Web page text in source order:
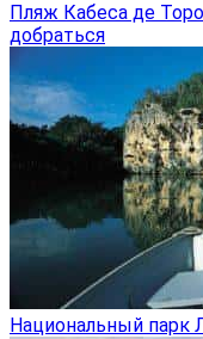
Пляж Кабеса де
добраться
Национальный